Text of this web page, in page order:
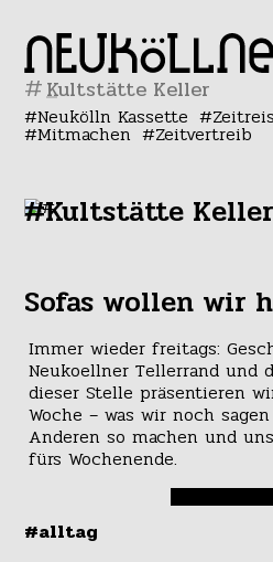
#
Neukölln Kassette
Mitmachen Zeitvertreib
#Kultstätte Keller
Sofas wollen wir
Immer wieder freitags:
Neukoellner Tellerrand und
dieser Stelle präsentieren
Woche – was wir noch
Anderen so machen und
fürs Wochenende.
#alltag